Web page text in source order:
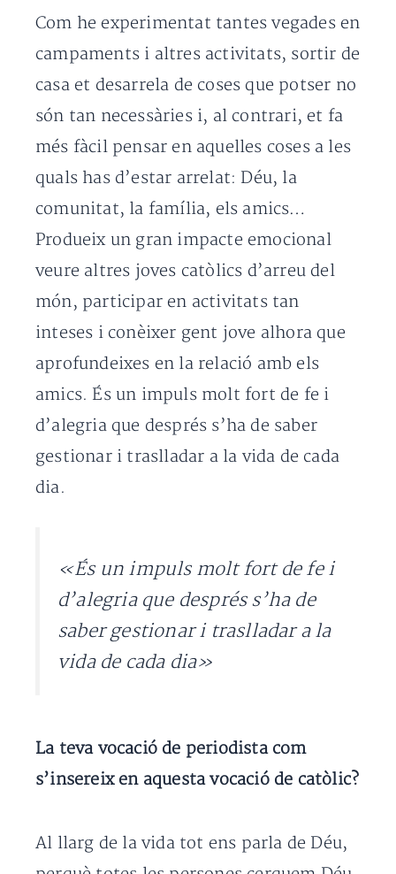
Com he experimentat tantes vegades en
campaments i altres activitats, sortir de
casa et desarrela de coses que potser no
són tan necessàries i, al contrari, et fa
més fàcil pensar en aquelles coses a les
quals has d’estar arrelat: Déu, la
comunitat, la família, els amics…
Produeix un gran impacte emocional
veure altres joves catòlics d’arreu del
món, participar en activitats tan
inteses i conèixer gent jove alhora que
aprofundeixes en la relació amb els
amics. És un impuls molt fort de fe i
d’alegria que després s’ha de saber
gestionar i traslladar a la vida de cada
dia.
«És un impuls molt fort de fe i
d’alegria que després s’ha de
saber gestionar i traslladar a la
vida de cada dia»
La teva vocació de periodista com
s’insereix en aquesta vocació de catòlic?
Al llarg de la vida tot ens parla de Déu,